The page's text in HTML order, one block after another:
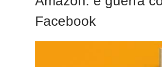
Facebook